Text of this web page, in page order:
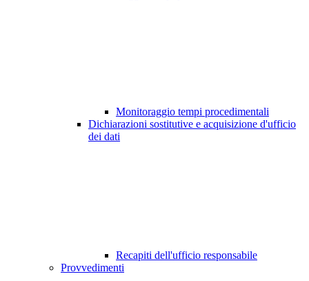
Monitoraggio tempi procedimentali
Dichiarazioni sostitutive e acquisizione d'ufficio
dei dati
Recapiti dell'ufficio responsabile
Provvedimenti